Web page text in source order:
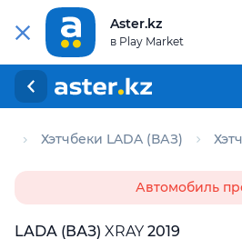
Aster.kz
в Play Market
Хэтчбеки LADA (ВАЗ)
Автомобиль
LADA (ВАЗ) XRAY 2019